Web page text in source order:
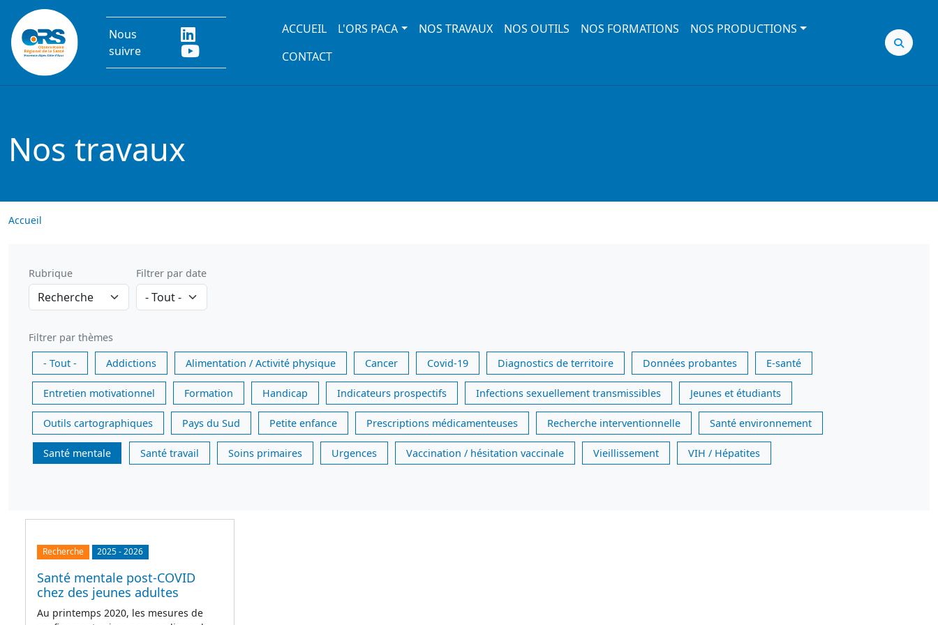
Aller au contenu principal
Nous
suivre
Main navigation
ACCUEIL L'ORS PACA NOS TRAVAUX NOS OUTILS NOS FORMATIONS
NOS PRODUCTIONS
CONTACT
Nos travaux
Accueil
Rubrique Filtrer par date
Filtrer par thèmes
- Tout -
Addictions Alimentation / Activité physique Cancer Covid-19 Diagnostics de territoire Données probantes E-santé
Entretien motivationnel Formation Handicap Indicateurs prospectifs Infections sexuellement transmissibles Jeunes et étudiants
Outils cartographiques Pays du Sud Petite enfance Prescriptions médicamenteuses Recherche interventionnelle Santé environnement
Santé mentale Santé travail Soins primaires Urgences Vaccination / hésitation vaccinale Vieillissement VIH / Hépatites
Recherche 2025-2026
Santé mentale post-COVID
chez des jeunes adultes
Au printemps 2020, les mesures de